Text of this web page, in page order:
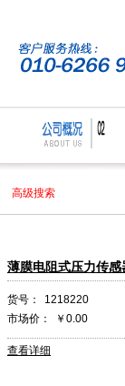
高级搜索
薄膜电阻式压力传感
货号：
1218220
市场价：
￥0.00
查看详细